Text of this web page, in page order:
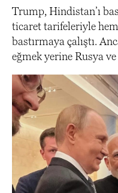
Trump, Hindistan’ı
ticaret tarifeleriyle
bastırmaya çalıştı.
eğmek yerine Rusya